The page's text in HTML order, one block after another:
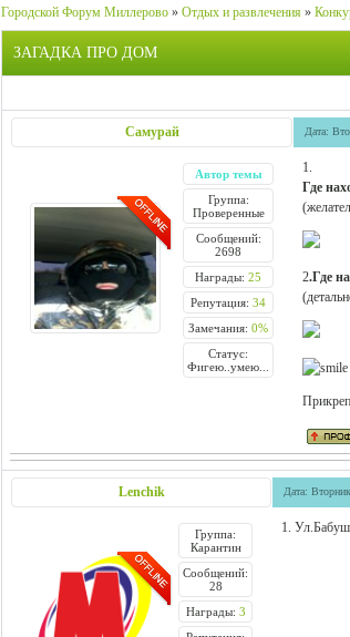
Городской Форум Миллерово » Отдых и развлечения »
ЗАГАДКА ПРО ДОМ
Самурай Дата:
Автор темы
Группа:
Проверенные
Сообщений:
2698
Награды: 25
Репутация: 34
Замечания: 0%
Статус:
Фигею..умею...
1.
Где
2.Где
Lenchik Дата:
Группа:
Карантин
Сообщений:
28
Награды: 3
1.